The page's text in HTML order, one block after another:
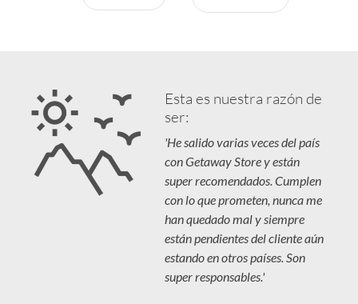
Esta es nuestra razón de
ser:
'He salido varias veces del país
con Getaway Store y están
super recomendados. Cumplen
con lo que prometen, nunca me
han quedado mal y siempre
están pendientes del cliente aún
estando en otros países. Son
super responsables.'